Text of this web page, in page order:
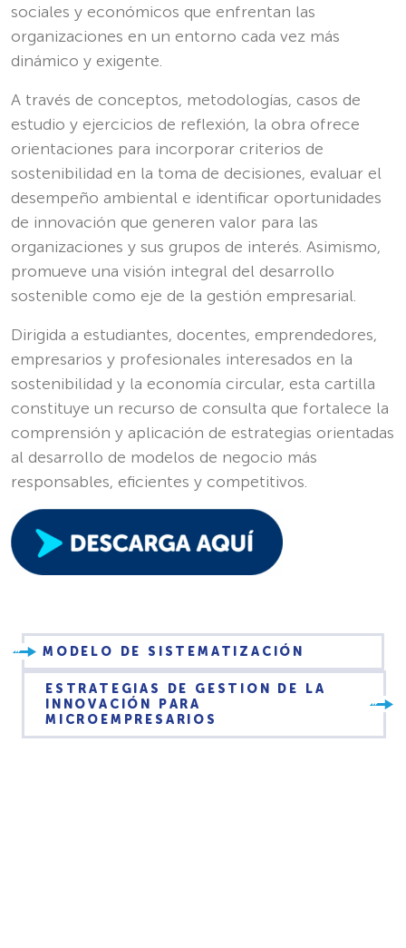
sociales y económicos que enfrentan las
organizaciones en un entorno cada vez más
dinámico y exigente.
A través de conceptos, metodologías, casos de
estudio y ejercicios de reflexión, la obra ofrece
orientaciones para incorporar criterios de
sostenibilidad en la toma de decisiones, evaluar el
desempeño ambiental e identificar oportunidades
de innovación que generen valor para las
organizaciones y sus grupos de interés. Asimismo,
promueve una visión integral del desarrollo
sostenible como eje de la gestión empresarial.
Dirigida a estudiantes, docentes, emprendedores,
empresarios y profesionales interesados en la
sostenibilidad y la economía circular, esta cartilla
constituye un recurso de consulta que fortalece la
comprensión y aplicación de estrategias orientadas
al desarrollo de modelos de negocio más
responsables, eficientes y competitivos.
MODELO DE SISTEMATIZACIÓN
ESTRATEGIAS DE GESTION DE LA
INNOVACIÓN PARA
MICROEMPRESARIOS